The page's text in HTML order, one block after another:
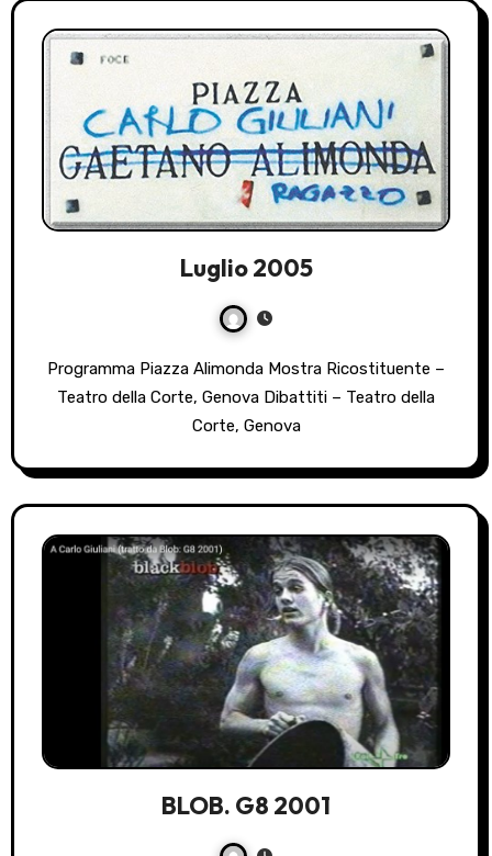
Luglio 2005
Programma Piazza Alimonda Mostra Ricostituente –
Teatro della Corte, Genova Dibattiti – Teatro della
Corte, Genova
BLOB. G8 2001